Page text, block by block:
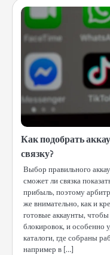
Как подобрать
связку?
Выбор правильного
сможет ли связка
прибыль, поэтому
же внимательно, как и
готовые аккаунты,
блокировок, и особенно
каталоги, где собраны
например в […]